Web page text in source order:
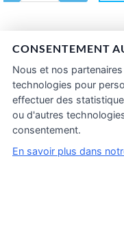
Conditions générales
CONSENTEMENT
Nous et nos
technologies pour
effectuer des
ou d'autres
consentement.
En savoir plus dans